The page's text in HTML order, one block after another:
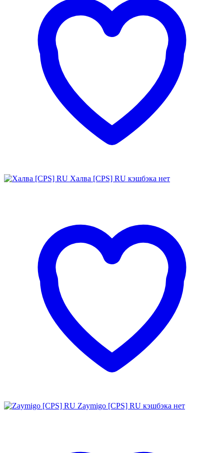
Халва [CPS] RU кэшбэка нет
Zaymigo [CPS] RU кэшбэка нет